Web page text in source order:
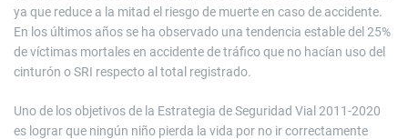
ya que reduce a la mitad el riesgo de muerte en caso de accidente.
En los últimos años se ha observado una tendencia estable del 25%
de víctimas mortales en accidente de tráfico que no hacían uso del
cinturón o SRI respecto al total registrado.
Uno de los objetivos de la Estrategia de Seguridad Vial 2011-2020
es lograr que ningún niño pierda la vida por no ir correctamente